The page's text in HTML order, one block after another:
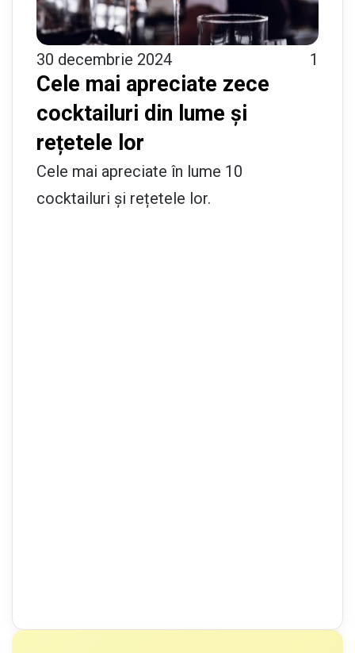
30 decembrie 2024 1
Cele mai apreciate zece
cocktailuri din lume și
rețetele lor
Cele mai apreciate în lume 10
cocktailuri și rețetele lor.